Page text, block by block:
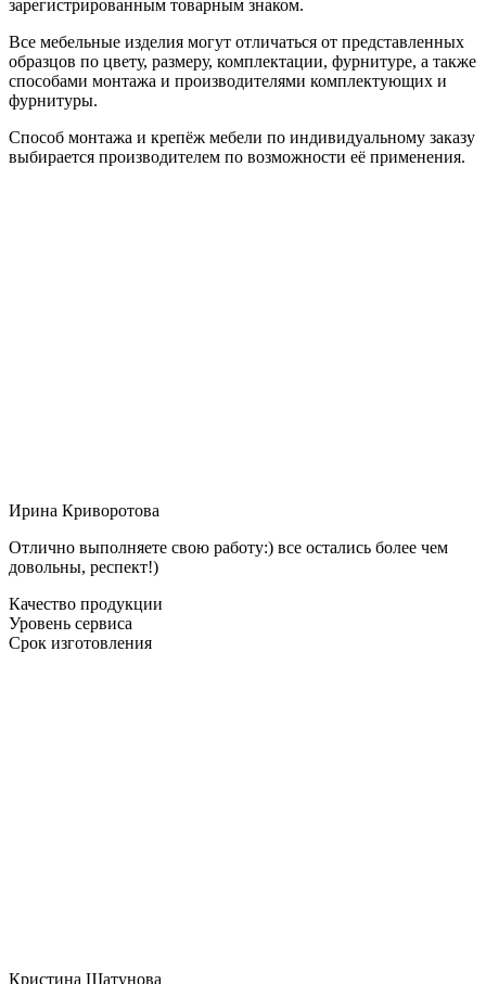
зарегистрированным товарным знаком.
Все мебельные изделия могут отличаться от представленных
образцов по цвету, размеру, комплектации, фурнитуре, а также
способами монтажа и производителями комплектующих и
фурнитуры.
Способ монтажа и крепёж мебели по индивидуальному заказу
выбирается производителем по возможности её применения.
Ирина Криворотова
Отлично выполняете свою работу:) все остались более чем
довольны, респект!)
Качество продукции
Уровень сервиса
Срок изготовления
Кристина Шатунова